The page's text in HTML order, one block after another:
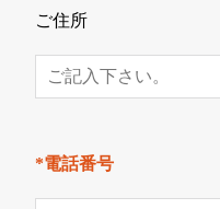
ご住所
*電話番号